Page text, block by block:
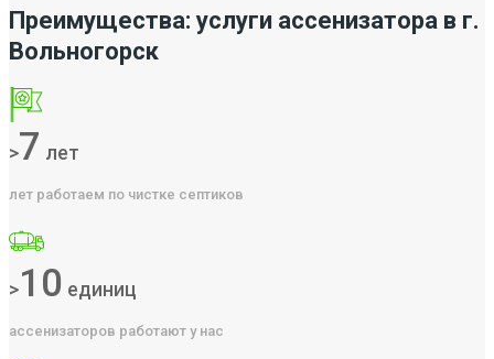
Преимущества: услуги ассенизатора в г.
Вольногорск
>7 лет
лет работаем по чистке септиков
>10 единиц
ассенизаторов работают у нас